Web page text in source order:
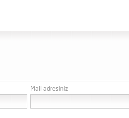
Mail adresiniz